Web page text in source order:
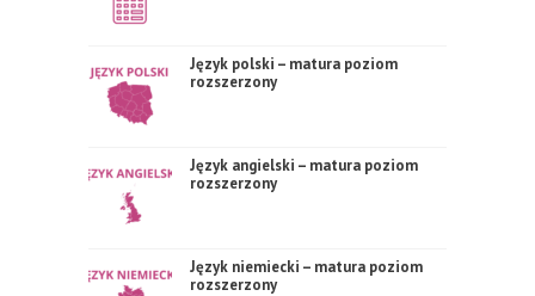
Język polski – matura poziom
rozszerzony
Język angielski – matura poziom
rozszerzony
Język niemiecki – matura poziom
rozszerzony